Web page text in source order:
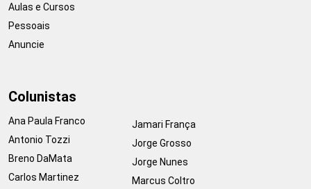
Aulas e Cursos
Pessoais
Anuncie
Colunistas
Ana Paula Franco
Antonio Tozzi
Breno DaMata
Carlos Martinez
Jamari França
Jorge Grosso
Jorge Nunes
Marcus Coltro